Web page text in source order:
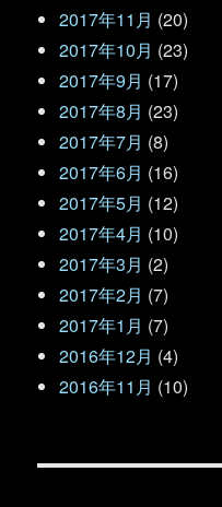
2017年11月 (20)
2017年10月 (23)
2017年9月 (17)
2017年8月 (23)
2017年7月 (8)
2017年6月 (16)
2017年5月 (12)
2017年4月 (10)
2017年3月 (2)
2017年2月 (7)
2017年1月 (7)
2016年12月 (4)
2016年11月 (10)